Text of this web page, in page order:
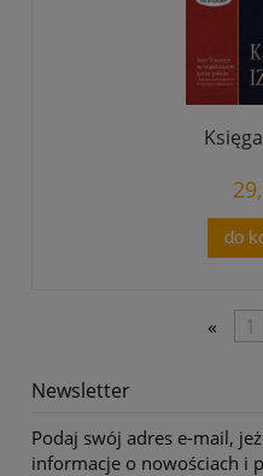
do
« 1
Newsletter
Podaj swój adres e-mail,
informacje o nowościach i